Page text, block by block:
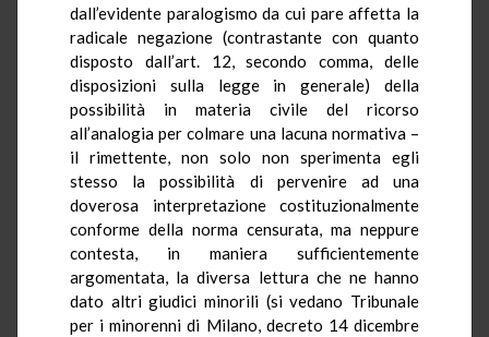
dall’evidente paralogismo da cui pare affetta la
radicale negazione (contrastante con quanto
disposto dall’art. 12, secondo comma, delle
disposizioni sulla legge in generale) della
possibilità in materia civile del ricorso
all’analogia per colmare una lacuna normativa –
il rimettente, non solo non sperimenta egli
stesso la possibilità di pervenire ad una
doverosa interpretazione costituzionalmente
conforme della norma censurata, ma neppure
contesta, in maniera sufficientemente
argomentata, la diversa lettura che ne hanno
dato altri giudici minorili (si vedano Tribunale
per i minorenni di Milano, decreto 14 dicembre